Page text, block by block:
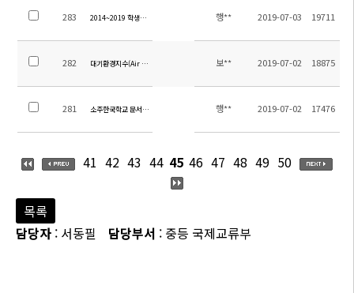
283 2014~2019 학생수통계자료 공개 행** 2019-07-03 19711
282 대기환경지수(Air Quality Index: AQI)에 따른 대응 지침
보** 2019-07-02 18875
281 소주한국학교 문서고내 보유기록물 현황 공개행** 2019-07-02 17476
41 42 43 44 45 46 47 48 49 50
목록
담당자 : 서동필 담당부서 : 중등 국제교류부